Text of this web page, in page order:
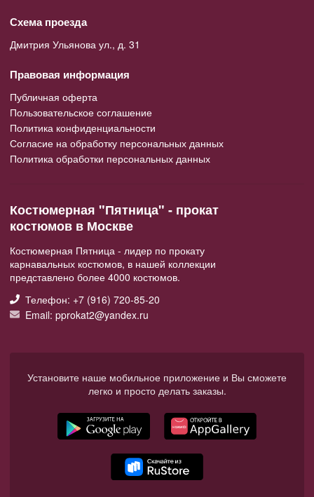
Схема проезда
Дмитрия Ульянова ул., д. 31
Правовая информация
Публичная оферта
Пользовательское соглашение
Политика конфиденциальности
Согласие на обработку персональных данных
Политика обработки персональных данных
Костюмерная "Пятница" - прокат
костюмов в Москве
Костюмерная Пятница - лидер по прокату
карнавальных костюмов, в нашей коллекции
представлено более 4000 костюмов.
Телефон: +7 (916) 720-85-20
Email: pprokat2@yandex.ru
Установите наше мобильное приложение и Вы сможете
легко и просто делать заказы.